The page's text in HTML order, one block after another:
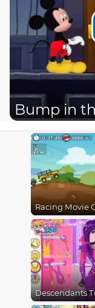
Bump in
Racing Movie